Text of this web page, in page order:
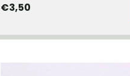
€3,50